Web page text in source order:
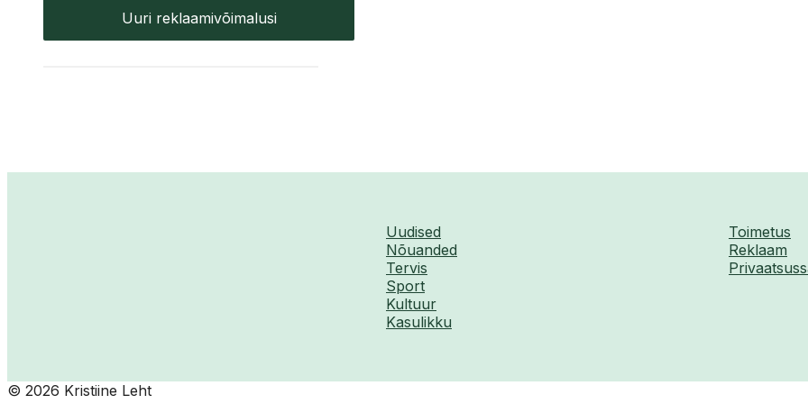
Uuri reklaamivõimalusi
Uudised
Nõuanded
Tervis
Sport
Kultuur
Kasulikku
Toimetus
Reklaam
© 2026 Kristiine Leht